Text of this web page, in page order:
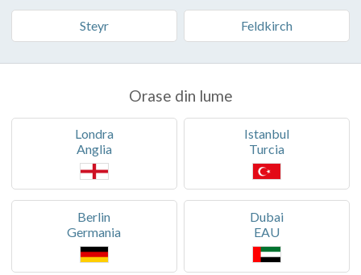
Steyr Feldkirch
Orase din lume
Londra
Anglia
Istanbul
Turcia
Berlin
Germania
Dubai
EAU